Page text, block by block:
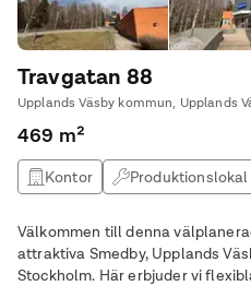
Travgatan 88
Upplands Väsby kommun, Upplands
469 m²
Kontor Produktionslokal
Välkommen till denna
attraktiva Smedby, Upplands
Stockholm. Här erbjuder vi flexibla ytor om 469 kvm för kontor,